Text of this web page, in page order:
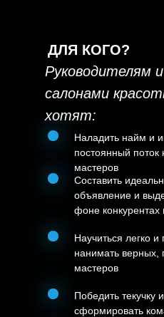
ДЛЯ КОГО?
Руководителям
салонами
хотят:
Наладить найм и
постоянный поток
мастеров
Составить
объявление и
фоне
Научиться легко и
нанимать верных,
мастеров
Победить текучку и
сформировать